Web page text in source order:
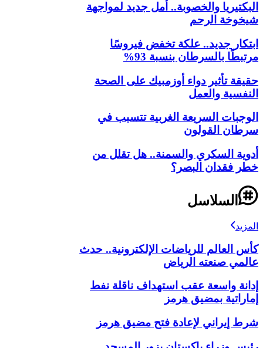
البكتيريا والخصوبة.. أمل جديد لمواجهة
شيخوخة الرحم
ابتكار جديد.. علكة تخفض فيروسًا
مرتبطًا بالسرطان بنسبة 93%
حقيقة تأثير دواء أوزمبيك على الصحة
النفسية والعمل
الوجبات السريعة الغربية تتسبب في
سرطان القولون
أدوية السكري والسمنة.. هل تقلل من
خطر فقدان البصر؟
السلاسل
المزيد
كأس العالم للرياضات الإلكترونية.. حدث
عالمي صنعته الرياض
إدانة واسعة عقب استهداف ناقلة نفط
إماراتية بمضيق هرمز
شرط إيراني لإعادة فتح مضيق هرمز